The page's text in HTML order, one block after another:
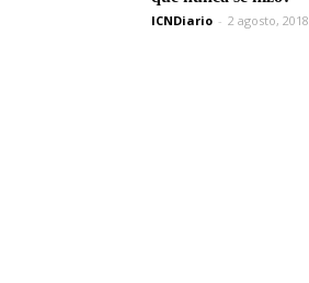
ICNDiario - 2 agosto, 2018